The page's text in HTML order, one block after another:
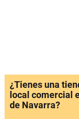
¿Tienes una
local comercial
de Navarra?